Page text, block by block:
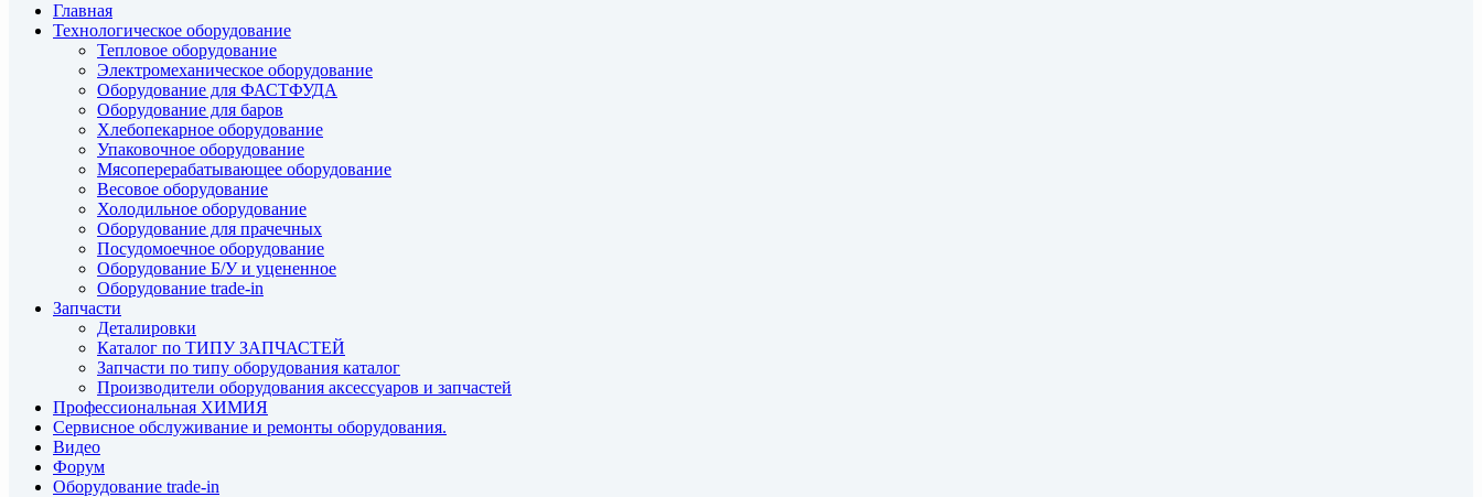
Главная
Технологическое оборудование
Тепловое оборудование
Электромеханическое оборудование
Оборудование для ФАСТФУДА
Оборудование для баров
Хлебопекарное оборудование
Упаковочное оборудование
Мясоперерабатывающее оборудование
Весовое оборудование
Холодильное оборудование
Оборудование для прачечных
Посудомоечное оборудование
Оборудование Б/У и уцененное
Оборудование trade-in
Запчасти
Деталировки
Каталог по ТИПУ ЗАПЧАСТЕЙ
Запчасти по типу оборудования каталог
Производители оборудования аксессуаров и запчастей
Профессиональная ХИМИЯ
Сервисное обслуживание и ремонты оборудования.
Видео
Форум
Оборудование trade-in